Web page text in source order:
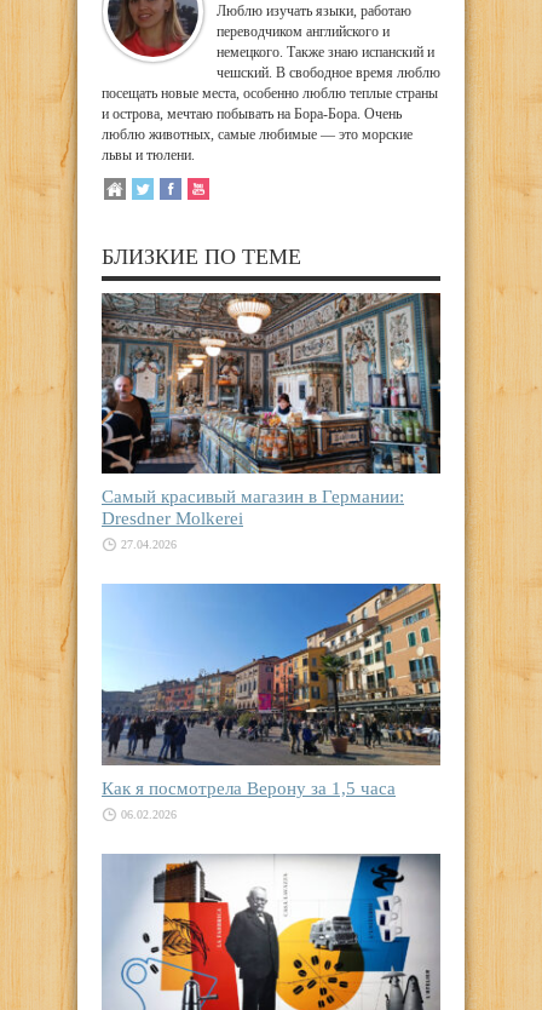
Люблю изучать языки, работаю
переводчиком английского и
немецкого. Также знаю испанский и
чешский. В свободное время люблю
посещать новые места, особенно люблю теплые страны
и острова, мечтаю побывать на Бора-Бора. Очень
люблю животных, самые любимые — это морские
львы и тюлени.
БЛИЗКИЕ ПО ТЕМЕ
Самый красивый магазин в Германии:
Dresdner Molkerei
27.04.2026
Как я посмотрела Верону за 1,5 часа
06.02.2026